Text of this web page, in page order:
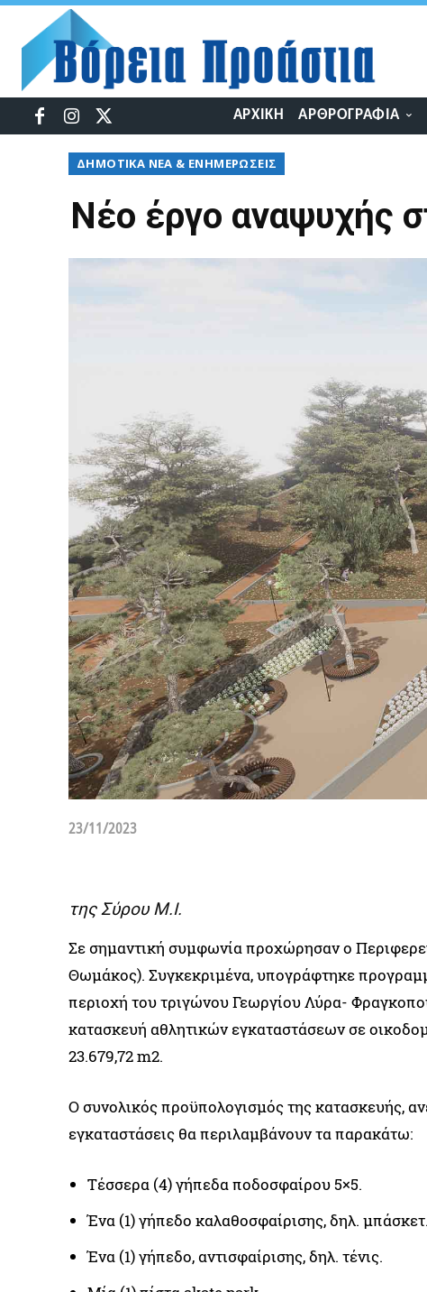
ΑΡΧΙΚΉ ΑΡΘΡΟΓΡΑΦΊΑ
ΔΉΜΟΤΙΚΆ ΝΈΑ & ΕΝΗΜΕΡΏΣΕΙΣ
Νέο έργο αναψυχής
23/11/2023
της Σύρου Μ.Ι.
Σε σημαντική συμφωνία προχώρησαν ο
Θωμάκος). Συγκεκριμένα, υπογράφτηκε
περιοχή του τριγώνου Γεωργίου Λύρα-
κατασκευή αθλητικών εγκαταστάσεων σε
23.679,72 m2.
Ο συνολικός προϋπολογισμός της κατασκευής,
εγκαταστάσεις θα περιλαμβάνουν τα παρακάτω:
Τέσσερα (4) γήπεδα ποδοσφαίρου 5×5.
Ένα (1) γήπεδο καλαθοσφαίρισης, δηλ. μπάσκετ.
Ένα (1) γήπεδο, αντισφαίρισης, δηλ. τένις.